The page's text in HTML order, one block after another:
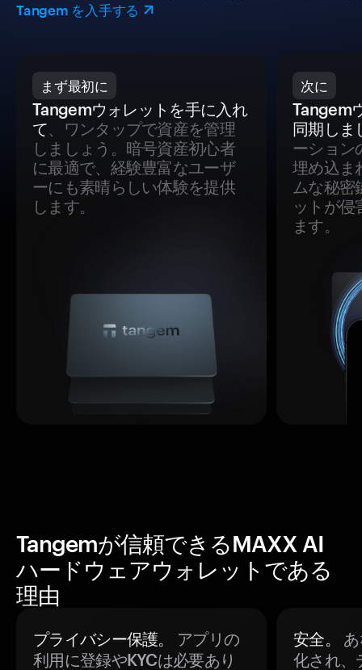
Tangem を入手する
まず最初に
Tangemウォレットを手に入れ
て、ワンタップで資産を管理
しましょう。暗号資産初心者
に最適で、経験豊富なユーザ
ーにも素晴らしい体験を提供
します。
次に
Tangem
同期しま
ーション
埋め込ま
ムな秘密
ットが侵
ます。
Tangemが信頼できるMAXX AI
ハードウェアウォレットである
理由
プライバシー保護。
アプリの
利用に登録やKYCは必要あり
安全。
化され、